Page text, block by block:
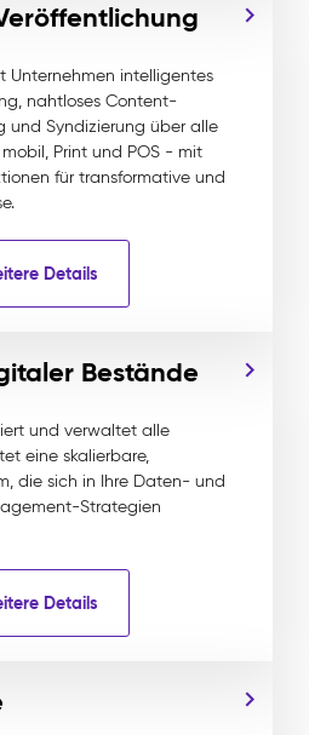
Unternehmen intelligentes
nahtloses Content-
und Syndizierung über alle
Print und POS - mit
für transformative und
Details
Bestände
und verwaltet alle
eine skalierbare,
die sich in Ihre Daten- und
Strategien
Details